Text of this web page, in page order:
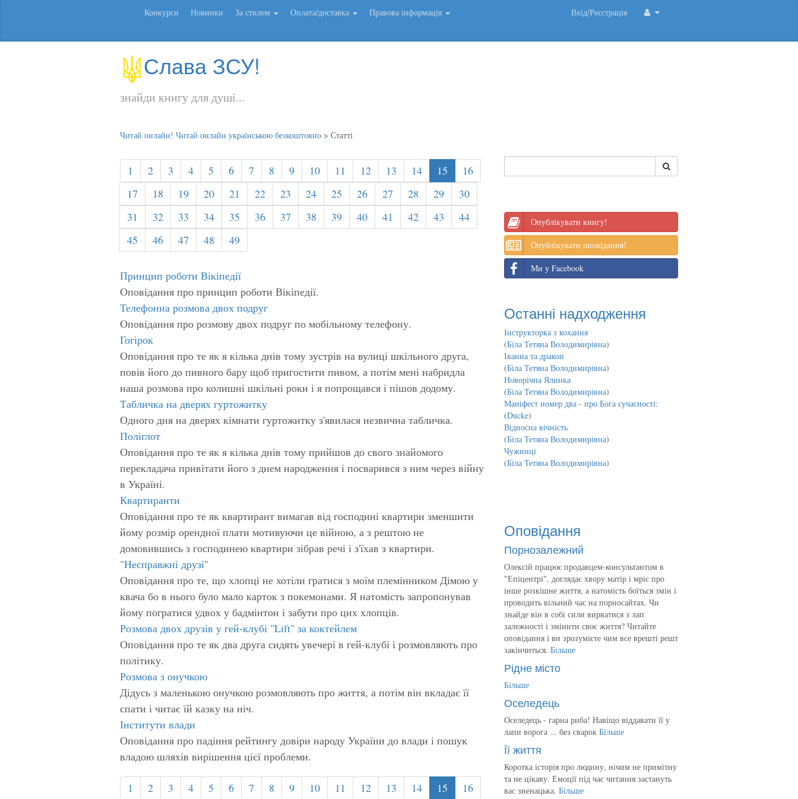
Конкурси Новинки За стилем Оплата/доставка Правова інформація Вхід/Реєстрація
Слава ЗСУ!
знайди книгу для душі...
Читай онлайн! Читай онлайн українською безкоштовно > Статті
1 2 3 4 5 6 7 8 9 10 11 12 13 14 15
16
17
18 19 20 21 22 23 24 25 26 27 28 29
30
31
32 33 34 35 36 37 38 39 40 41 42 43
44
45
46 47 48 49
Принцип роботи Вікіпедії
Оповідання про принцип роботи Вікіпедії.
Телефонна розмова двох подруг
Оповідання про розмову двох подруг по мобільному телефону.
Гогірок
Оповідання про те як я кілька днів тому зустрів на вулиці шкільного друга,
повів його до пивного бару щоб пригостити пивом, а потім мені набридла
наша розмова про колишні шкільні роки і я попрощався і пішов додому.
Табличка на дверях гуртожитку
Одного дня на дверях кімнати гуртожитку з'явилася незвична табличка.
Поліглот
Оповідання про те як я кілька днів тому прийшов до свого знайомого
перекладача привітати його з днем народження і посварився з ним через війну
в Україні.
Квартиранти
Оповідання про те як квартирант вимагав від господині квартири зменшити
йому розмір орендної плати мотивуючи це війною, а з рештою не
домовившись з господинею квартири зібрав речі і з'їхав з квартири.
"Несправжні друзі"
Оповідання про те, що хлопці не хотіли гратися з моїм племінником Дімою у
квача бо в нього було мало карток з покемонами. Я натомість запропонував
йому погратися удвох у бадмінтон і забути про цих хлопців.
Розмова двох друзів у гей-клубі "Lift" за коктейлем
Оповідання про те як два друга сидять увечері в гей-клубі і розмовляють про
політику.
Розмова з онучкою
Дідусь з маленькою онучкою розмовляють про життя, а потім він вкладає її
спати і читає їй казку на ніч.
Інститути влади
Оповідання про падіння рейтингу довіри народу України до влади і пошук
владою шляхів вирішення цієї проблеми.
1 2 3 4 5 6 7 8 9 10 11 12 13 14 15
16
Опублікувати книгу!
Опублікувати оповідання!
Ми у Facebook
Останні надходження
Інструкторка з кохання
(Біла Тетяна Володимирівна)
Іванна та дракон
(Біла Тетяна Володимирівна)
Новорічна Ялинка
(Біла Тетяна Володимирівна)
Маніфест номер два - про Бога сучасності:
(Ducke)
Відносна вічність
(Біла Тетяна Володимирівна)
Чужинці
(Біла Тетяна Володимирівна)
Оповідання
Порнозалежний
Олексій працює продавцем-консультантом в
"Епіцентрі", доглядає хвору матір і мріє про
інше розкішне життя, а натомість боїться змін і
проводить вільний час на порносайтах. Чи
знайде він в собі сили вирватися з лап
залежності і змінити своє життя? Читайте
оповідання і ви зрозумієте чим все врешті решт
закінчиться. Більше
Рідне місто
Більше
Оселедець
Оселедець - гарна риба! Навіщо віддавати її у
лапи ворога ... без сварок Більше
Її життя
Коротка історія про людину, нічим не примітну
та не цікаву. Емоції під час читання застануть
вас зненацька. Більше